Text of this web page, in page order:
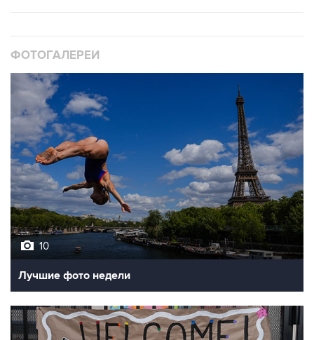
ФОТОГАЛЕРЕИ
10
Лучшие фото недели